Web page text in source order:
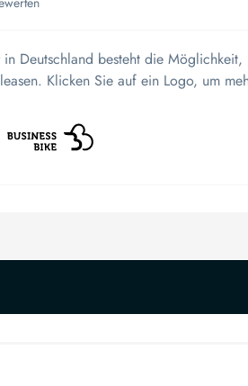
in Deutschland besteht die Möglichkeit,
Klicken Sie auf ein Logo, um